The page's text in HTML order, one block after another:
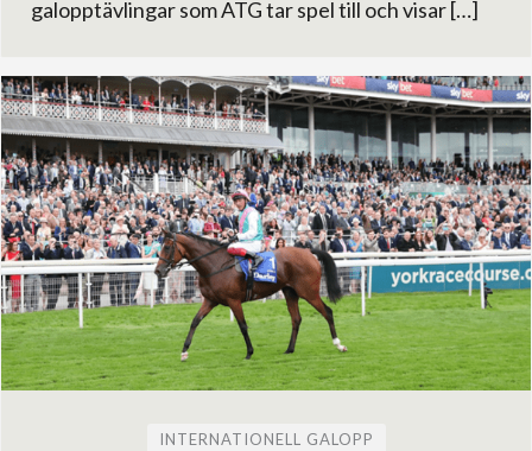
galopptävlingar som ATG tar spel till och visar […]
INTERNATIONELL GALOPP